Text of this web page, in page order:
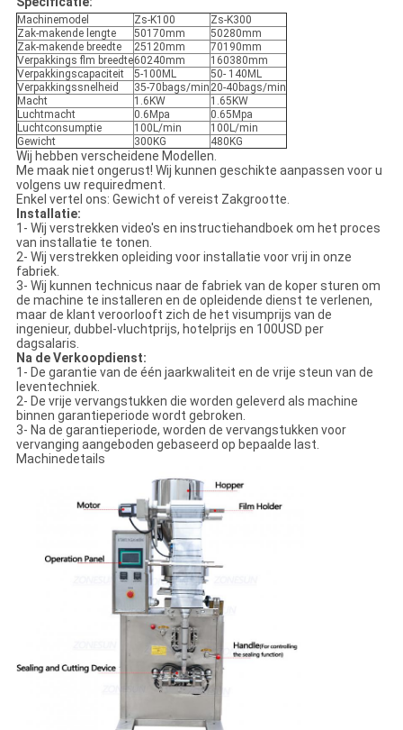
Machinemodel Zs-K100
Zs-K300
Zak-makende lengte
50170mm
50280mm
Zak-makende breedte
25120mm
70190mm
Verpakkings flm breedte60240mm
160380mm
Verpakkingscapaciteit
5-100ML
50- 140ML
Verpakkingssnelheid
35-70bags/min 20-40bags/min
Macht
1.6KW
1.65KW
Luchtmacht
0.6Mpa
0.65Mpa
Luchtconsumptie
100L/min
100L/min
Gewicht
300KG 480KG
Wij hebben verscheidene Modellen.
Me maak niet ongerust! Wij kunnen geschikte aanpassen voor u
volgens uw requiredment.
Enkel vertel ons: Gewicht of vereist Zakgrootte.
Installatie:
1- Wij verstrekken video's en instructiehandboek om het proces
van installatie te tonen.
2- Wij verstrekken opleiding voor installatie voor vrij in onze
fabriek.
3- Wij kunnen technicus naar de fabriek van de koper sturen om
de machine te installeren en de opleidende dienst te verlenen,
maar de klant veroorlooft zich de het visumprijs van de
ingenieur, dubbel-vluchtprijs, hotelprijs en 100USD per
dagsalaris.
Na de Verkoopdienst:
1- De garantie van de één jaarkwaliteit en de vrije steun van de
leventechniek.
2- De vrije vervangstukken die worden geleverd als machine
binnen garantieperiode wordt gebroken.
3- Na de garantieperiode, worden de vervangstukken voor
vervanging aangeboden gebaseerd op bepaalde last.
Machinedetails